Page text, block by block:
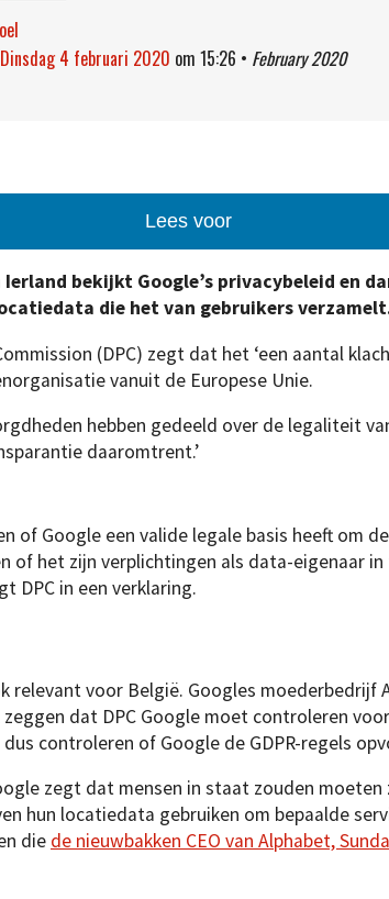
dinsdag 4 februari 2020 om 15:26 • February 2020
Lees voor
bekijkt Google’s privacybeleid en
die het van gebruikers
(DPC) zegt dat het ‘een aantal
vanuit de Europese Unie.
hebben gedeeld over de legaliteit
daaromtrent.’
of Google een valide legale basis heeft om
of het zijn verplichtingen als data-eigenaar in
DPC in een verklaring.
relevant voor België. Googles moederbedrijf
dat DPC Google moet controleren
dus controleren of Google de GDPR-regels
zegt dat mensen in staat zouden moeten
hun locatiedata gebruiken om bepaalde
die de nieuwbakken CEO van Alphabet,